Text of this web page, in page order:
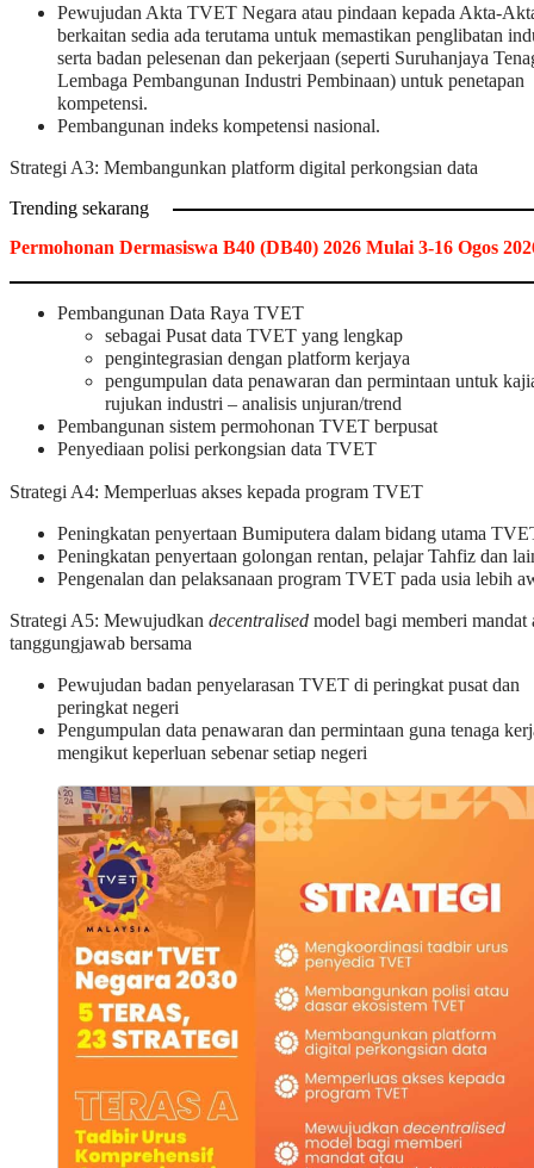
Pewujudan Akta TVET Negara atau pindaan kepada Akta-
berkaitan sedia ada terutama untuk memastikan penglibatan
serta badan pelesenan dan pekerjaan (seperti Suruhanjaya
Lembaga Pembangunan Industri Pembinaan) untuk penetapan
kompetensi.
Pembangunan indeks kompetensi nasional.
Strategi A3: Membangunkan platform digital perkongsian data
Trending sekarang
Permohonan Dermasiswa B40 (DB40) 2026 Mulai 3-16 Ogos
Pembangunan Data Raya TVET
sebagai Pusat data TVET yang lengkap
pengintegrasian dengan platform kerjaya
pengumpulan data penawaran dan permintaan untuk
rujukan industri – analisis unjuran/trend
Pembangunan sistem permohonan TVET berpusat
Penyediaan polisi perkongsian data TVET
Strategi A4: Memperluas akses kepada program TVET
Peningkatan penyertaan Bumiputera dalam bidang utama
Peningkatan penyertaan golongan rentan, pelajar Tahfiz dan
Pengenalan dan pelaksanaan program TVET pada usia lebih
Strategi A5: Mewujudkan decentralised model bagi memberi mandat
tanggungjawab bersama
Pewujudan badan penyelarasan TVET di peringkat pusat dan
peringkat negeri
Pengumpulan data penawaran dan permintaan guna tenaga
mengikut keperluan sebenar setiap negeri